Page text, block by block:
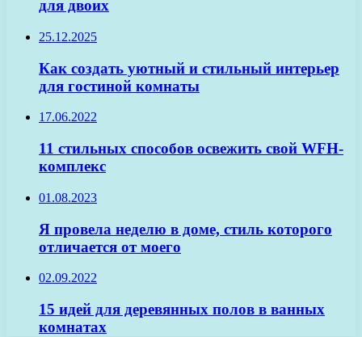
для двоих
25.12.2025
Как создать уютный и стильный интерьер
для гостиной комнаты
17.06.2022
11 стильных способов освежить свой WFH-
комплекс
01.08.2023
Я провела неделю в доме, стиль которого
отличается от моего
02.09.2022
15 идей для деревянных полов в ванных
комнатах